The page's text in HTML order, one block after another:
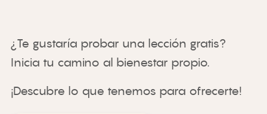
¿Te gustaría probar una lección gratis?
Inicia tu camino al bienestar propio.
¡Descubre lo que tenemos para ofrecerte!